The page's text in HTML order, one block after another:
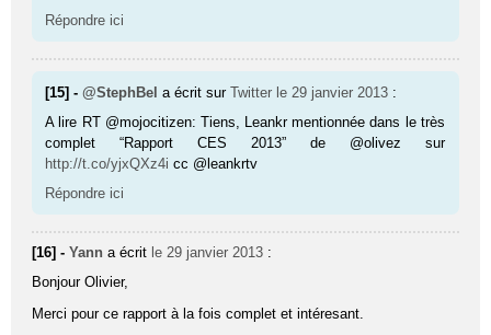
Répondre ici
[15] -@StephBel a écrit surTwitter le 29 janvier 2013 :
A lire RT @mojocitizen: Tiens, Leankr mentionnée dans le très
complet “Rapport CES 2013” de @olivez sur
http://t.co/yjxQXz4i cc @leankrtv
Répondre ici
[16] -Yann a écrit le 29 janvier 2013 :
Bonjour Olivier,
Merci pour ce rapport à la fois complet et intéresant.